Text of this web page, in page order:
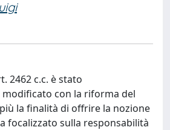
2462 c.c. è stato
con la riforma del
la finalità di offrire la nozione
focalizzato sulla responsabilità